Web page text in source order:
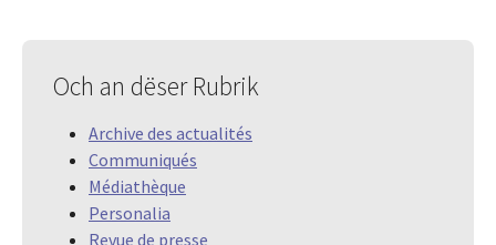
Och an dëser Rubrik
Archive des actualités
Communiqués
Médiathèque
Personalia
Revue de presse